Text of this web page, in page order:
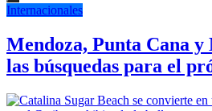
Internacionales
Mendoza, Punta Cana
las búsquedas para el